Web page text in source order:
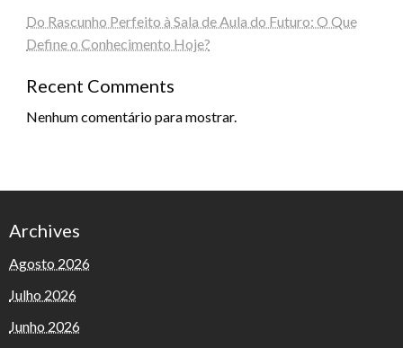
Do Rascunho Perfeito à Sala de Aula do Futuro: O Que
Define o Conhecimento Hoje?
Recent Comments
Nenhum comentário para mostrar.
Archives
Agosto 2026
Julho 2026
Junho 2026